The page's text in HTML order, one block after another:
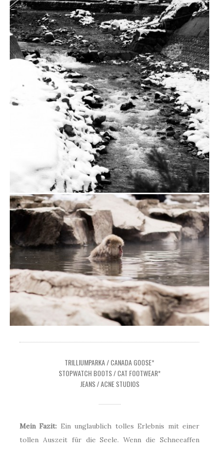
TRILLIUMPARKA / CANADA GOOSE*
STOPWATCH BOOTS / CAT FOOTWEAR*
JEANS / ACNE STUDIOS
Mein Fazit: Ein unglaublich tolles Erlebnis mit einer
tollen Auszeit für die Seele. Wenn die Schneeaffen